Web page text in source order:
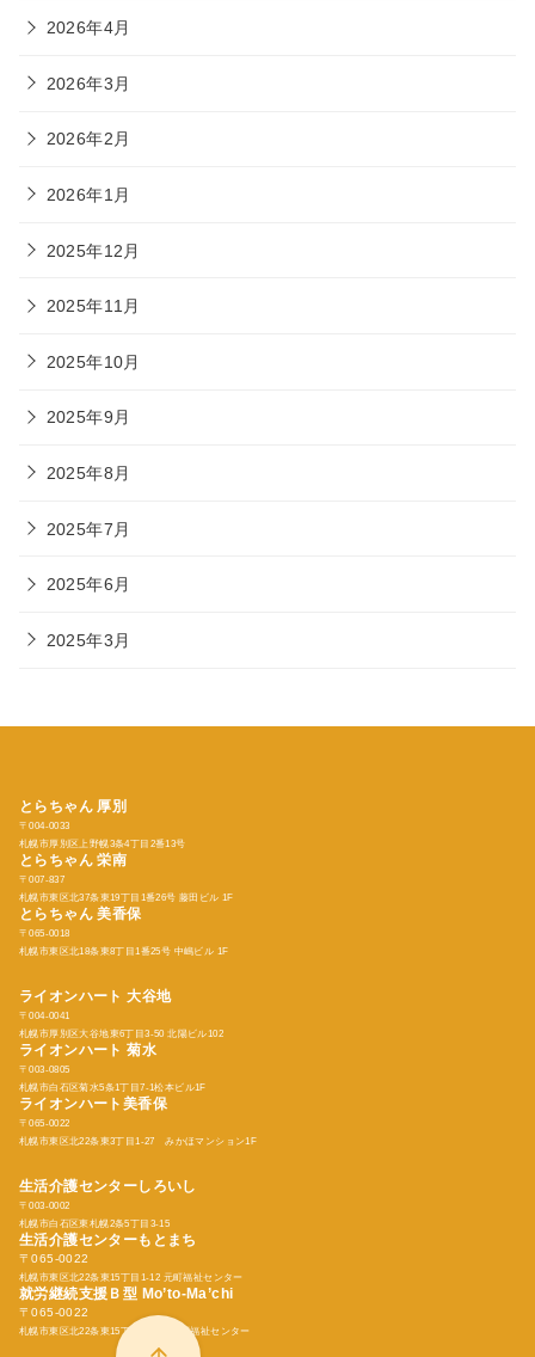
2026年4月
2026年3月
2026年2月
2026年1月
2025年12月
2025年11月
2025年10月
2025年9月
2025年8月
2025年7月
2025年6月
2025年3月
とらちゃん 厚別
〒004-0033
札幌市厚別区上野幌3条4丁目2番13号
とらちゃん 栄南
〒007-837
札幌市東区北37条東19丁目1番26号 藤田ビル 1F
とらちゃん 美香保
〒065-0018
札幌市東区北18条東8丁目1番25号 中嶋ビル 1F
ライオンハート 大谷地
〒004-0041
札幌市厚別区大谷地東6丁目3-50 北陽ビル102
ライオンハート 菊水
〒003-0805
札幌市白石区菊水5条1丁目7-1松本ビル1F
ライオンハート美香保
〒065-0022
札幌市東区北22条東3丁目1-27 みかほマンション1F
生活介護センターしろいし
〒003-0002
札幌市白石区東札幌2条5丁目3-15
生活介護センターもとまち
〒065-0022
札幌市東区北22条東15丁目1-12 元町福祉センター
就労継続支援Ｂ型 Mo’to-Ma’chi
〒065-0022
札幌市東区北22条東15丁目1-12 元町福祉センター